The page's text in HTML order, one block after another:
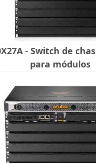
- Switch de
para módulos